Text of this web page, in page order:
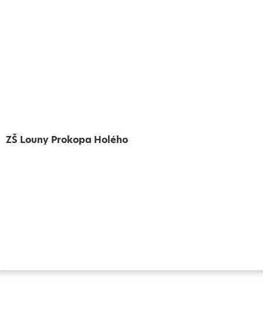
ZŠ Louny Prokopa Holého